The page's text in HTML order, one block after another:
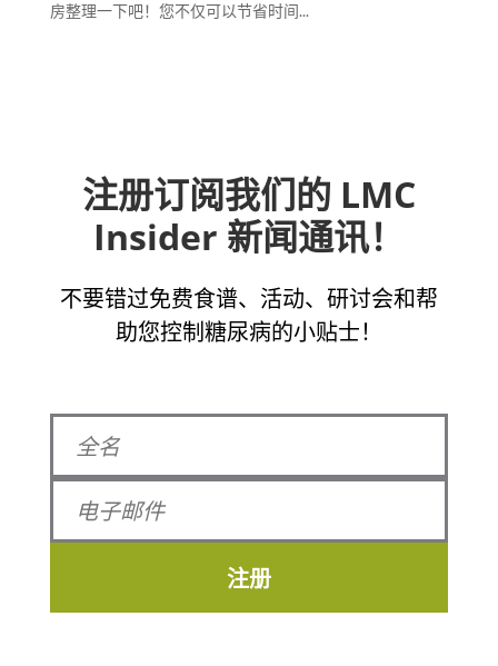
房整理一下吧！您不仅可以节省时间...
注册订阅我们的 LMC
Insider 新闻通讯！
不要错过免费食谱、活动、研讨会和帮
助您控制糖尿病的小贴士！
注册